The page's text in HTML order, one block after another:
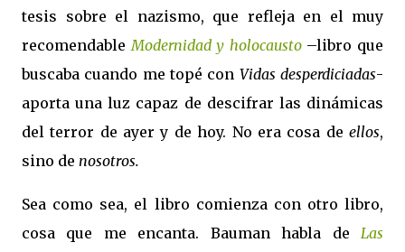
tesis sobre el nazismo, que refleja en el muy
recomendableModernidad y holocausto–libro que
buscaba cuando me topé con Vidas desperdiciadas-
aporta una luz capaz de descifrar las dinámicas
del terror de ayer y de hoy. No era cosa de ellos,
sino de nosotros.
Sea como sea, el libro comienza con otro libro,
cosa que me encanta. Bauman habla de Las